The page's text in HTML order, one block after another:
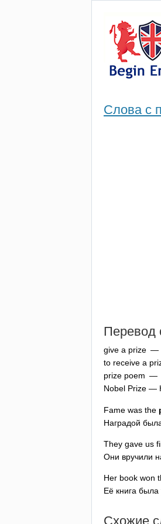
Слова с
Перевод
give a prize —
to receive a
prize poem —
Nobel Prize —
Fame was the
Наградой
They gave us
Они вручили
Her book won
Её книга
Схожие